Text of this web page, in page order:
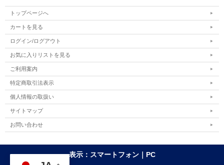
トップページへ
カートを見る
ログイン/ログアウト
お気に入りリストを見る
ご利用案内
特定商取引法表示
個人情報の取扱い
サイトマップ
お問い合わせ
表示：スマートフォン｜ PC